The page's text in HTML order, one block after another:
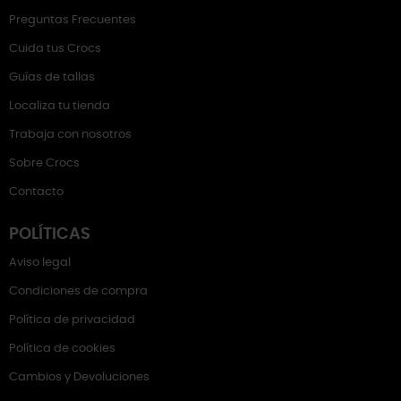
Preguntas Frecuentes
Cuida tus Crocs
Guías de tallas
Localiza tu tienda
Trabaja con nosotros
Sobre Crocs
Contacto
POLÍTICAS
Aviso legal
Condiciones de compra
Política de privacidad
Política de cookies
Cambios y Devoluciones